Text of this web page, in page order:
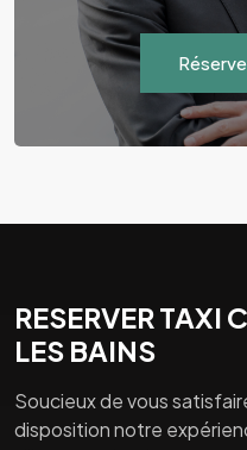
RESERVER TAXI
LES BAINS
Soucieux de vous
disposition notre